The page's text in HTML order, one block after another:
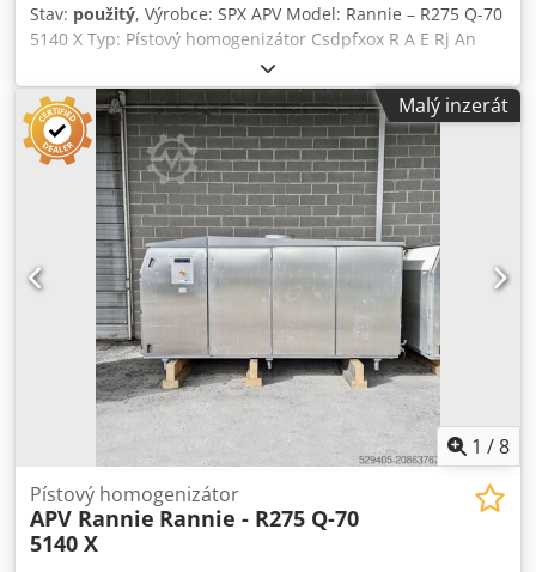
Stav: použitý, Výrobce: SPX APV Model: Rannie – R275 Q-70
5140 X Typ: Pístový homogenizátor Csdpfxox R A E Rj An
Torf Výkon: 250 kW Maximální tlak: 300 bar Maximální
kapacita: 27 000 l/h Plášť z nerezové oceli s předizolací.
Počet pístů: 5 Homogenizační stupeň / efekt: 2 Podlahový
stojan k dispozici, není vidět na fotografiích. Druhá
identická jednotka k dispozici: Reference osertech # 12048
Malý inzerát
1 /8
Pístový homogenizátor
APV Rannie Rannie - R275 Q-70
5140 X